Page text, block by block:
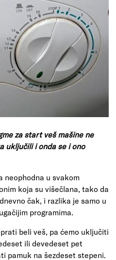
za start veš mašine ne
uključili i onda se i ono
neophodna u svakom
koja su višečlana, tako da
čak, i razlika je samo u
programima.
beli veš, pa ćemo uključiti
ili devedeset pet
pamuk na šezdeset stepeni.